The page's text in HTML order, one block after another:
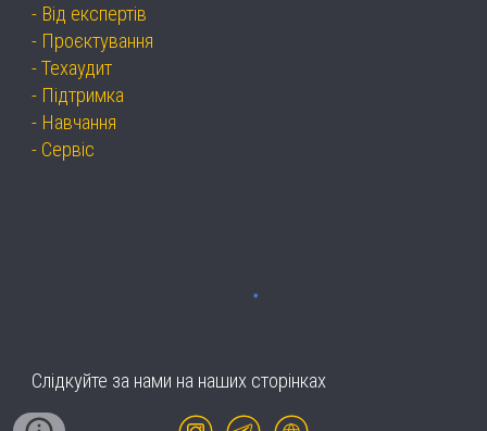
- Від експертів
- Проєктування
-Техаудит
- Підтримка
- Навчання
- Сервіс
Слідкуйте за нами на наших сторінках